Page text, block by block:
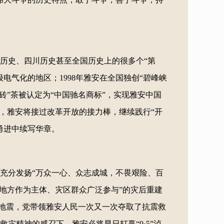
史、四川历史甚至全国历史上的很多个“第
气化的地区；1998年雅安在全国独创“碧峰峡
”茶被认定为“中国驰名商标”，实现雅安中国
雅安将接过改革开放的接力棒，继续践行“开
中续写华章。
分发扬“万众一心、众志成城，不畏艰险、百
方作为主体、灾区群众广泛参与”的灾后重建
震，党带领雅安人民一次又一次夺取了抗震救